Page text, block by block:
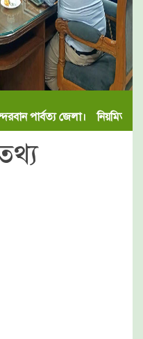
পার্বত্য জেলা। নিয়মিত